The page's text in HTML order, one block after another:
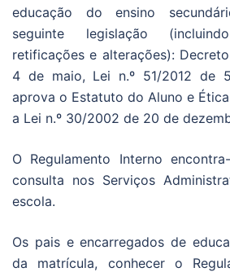
educação do ensino
seguinte legislação
retificações e alterações):
4 de maio, Lei n.º 51/2012 de
aprova o Estatuto do Aluno e
a Lei n.º 30/2002 de 20 de
O Regulamento Interno
consulta nos Serviços
escola.
Os pais e encarregados de
da matrícula, conhecer o